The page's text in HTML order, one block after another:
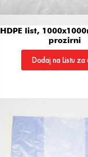
HDPE list,
prozirni
Dodaj na Listu za